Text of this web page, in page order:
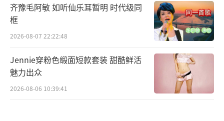
齐豫毛阿敏 如听仙乐耳暂明 时代级同
框
2026-08-07 22:22:48
Jennie穿粉色缎面短款套装 甜酷鲜活
魅力出众
2026-08-06 10:39:41